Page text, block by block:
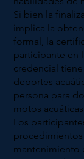
Si bien la
implica la
formal, la
participante en
credencial
deportes
persona para
motos
Los
procedimientos
mantenimiento